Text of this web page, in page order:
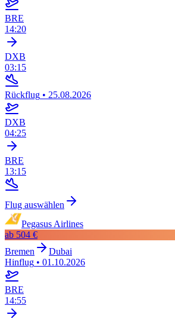
BRE
14:20
DXB
03:15
Rückflug • 25.08.2026
DXB
04:25
BRE
13:15
Flug auswählen
Pegasus Airlines
ab 504 €
Bremen
Dubai
Hinflug • 01.10.2026
BRE
14:55